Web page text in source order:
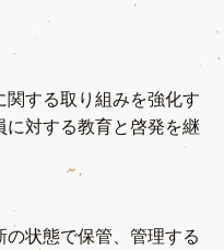
関する取り組みを強化す
に対する教育と啓発を継
状態で保管、管理する